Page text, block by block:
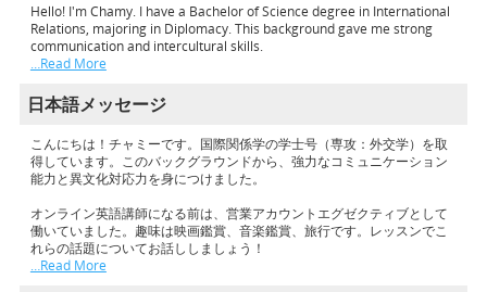
Hello! I'm Chamy. I have a Bachelor of Science degree in International
Relations, majoring in Diplomacy. This background gave me strong
communication and intercultural skills.
…Read More
日本語メッセージ
こんにちは！チャミーです。国際関係学の学士号（専攻：外交学）を取
得しています。このバックグラウンドから、強力なコミュニケーション
能力と異文化対応力を身につけました。
オンライン英語講師になる前は、営業アカウントエグゼクティブとして
働いていました。趣味は映画鑑賞、音楽鑑賞、旅行です。レッスンでこ
れらの話題についてお話ししましょう！
…Read More